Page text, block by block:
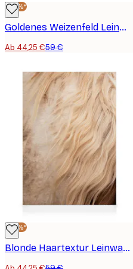
-25%*
Goldenes Weizenfeld Leinwandbild
Ab 44,25 €59 €
-25%*
Blonde Haartextur Leinwandbild